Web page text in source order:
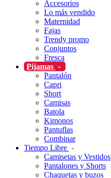
Accesorios
Lo más vendido
Maternidad
Fajas
Trendy promo
Conjuntos
Fresca
Pijamas
Pantalón
Capri
Short
Camisas
Batola
Kimonos
Pantuflas
Combinar
Tiempo Libre
Camisetas y Vestidos
Pantalones y Shorts
Chaquetas y buzos